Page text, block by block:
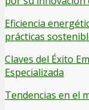
Eficiencia
prácticas
Claves del Éxito
Especializada
Tendencias en el